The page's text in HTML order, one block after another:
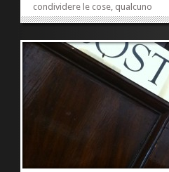
condividere le cose, qualcuno
che gli fosse pari con cui
genitori. E qualcuno con cui –
anche litigando, e anche
decidendo di non vederlo più –
ricordare...
»»